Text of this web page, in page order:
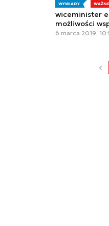
WYWIADY WAŻNE
wiceminister
możliwości
6 marca 2019,